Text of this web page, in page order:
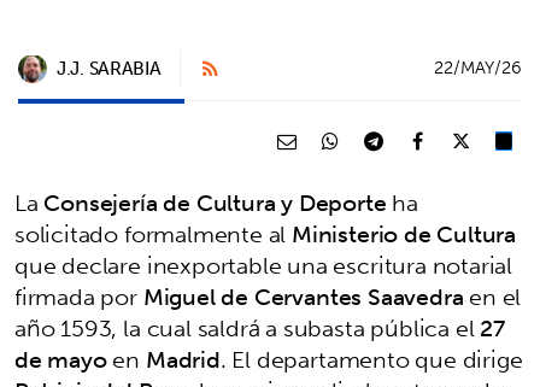
J.J. SARABIA 22/MAY/26
LaConsejería de Cultura y Deporteha
solicitado formalmente alMinisterio de Cultura
que declare inexportable una escritura notarial
firmada porMiguel de Cervantes Saavedraen el
año 1593, la cual saldrá a subasta pública el27
de mayoen Madrid. El departamento que dirige